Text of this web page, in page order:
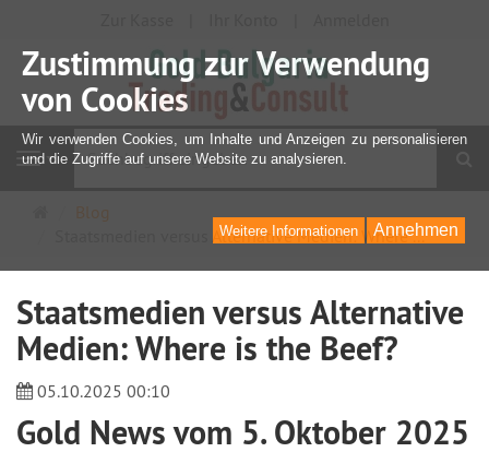
Zustimmung zur Verwendung
von Cookies
Wir verwenden Cookies, um Inhalte und Anzeigen zu personalisieren
und die Zugriffe auf unsere Website zu analysieren.
Annehmen
Weitere Informationen
Navigation
Startseite
Blog
Staatsmedien versus Alternative Medien: Where ...
Staatsmedien versus Alternative
Medien: Where is the Beef?
05.10.2025 00:10
Gold News vom 5. Oktober 2025